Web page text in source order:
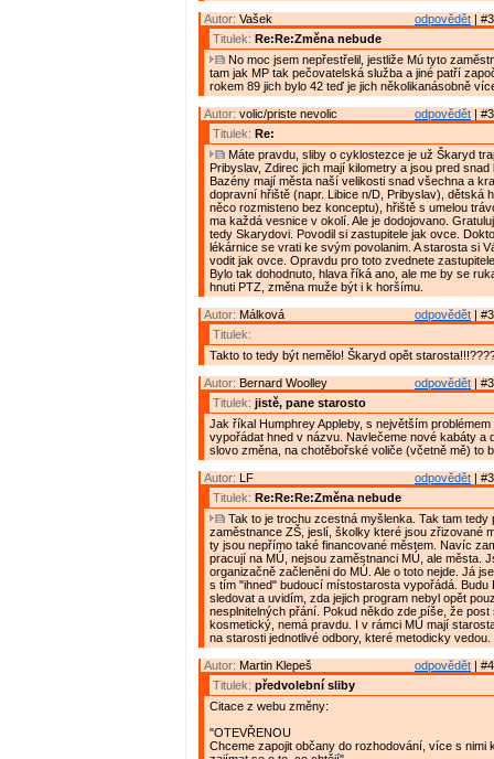
odpovědět |
Autor: Vašek
Titulek: Re:Re:Změna nebude
No moc jsem nepřestřelil, jestliže Mú tyto
tam jak MP tak pečovatelská služba a jiné patří
rokem 89 jich bylo 42 teď je jich několikanásobně
odpovědět |
Autor: volic/priste nevolic
Titulek: Re:
Máte pravdu, sliby o cyklostezce je už Škaryd
Pribyslav, Zdirec jich mají kilometry a jsou pred snad
Bazény mají města naší velikosti snad všechna a
dopravní hřiště (napr. Libice n/D, Pribyslav), dětská
něco rozmisteno bez konceptu), hřiště s umelou
ma každá vesnice v okolí. Ale je dodojovano.
tedy Skarydovi. Povodil si zastupitele jak ovce.
lékárnice se vrati ke svým povolanim. A starosta si
vodit jak ovce. Opravdu pro toto zvednete
Bylo tak dohodnuto, hlava říká ano, ale me by se
hnuti PTZ, změna muže být i k horšímu.
odpovědět |
Autor: Málková
Titulek:
Takto to tedy být nemělo! Škaryd opět
odpovědět |
Autor: Bernard Woolley
Titulek: jistě, pane starosto
Jak říkal Humphrey Appleby, s největším problémem
vypořádat hned v názvu. Navlečeme nové kabáty a
slovo změna, na chotěbořské voliče (včetně mě) to
odpovědět |
Autor: LF
Titulek: Re:Re:Re:Změna nebude
Tak to je trochu zcestná myšlenka. Tak tam tedy
zaměstnance ZŠ, jeslí, školky které jsou zřizované
ty jsou nepřímo také financované městem. Navíc
pracují na MÚ, nejsou zaměstnanci MÚ, ale města.
organizačně začleněni do MÚ. Ale o toto nejde. Já
s tím "ihned" budoucí místostarosta vypořádá. Budu
sledovat a uvidím, zda jejich program nebyl opět
nesplnitelných přání. Pokud někdo zde píše, že post
kosmetický, nemá pravdu. I v rámci MÚ mají
na starosti jednotlivé odbory, které metodicky vedou.
odpovědět |
Autor: Martin Klepeš
Titulek: předvolební sliby
Citace z webu změny:
"OTEVŘENOU
Chceme zapojit občany do rozhodování, více s nimi